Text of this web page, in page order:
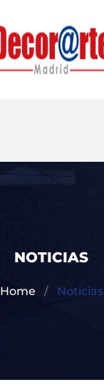
NOTICIAS
Home Noticias